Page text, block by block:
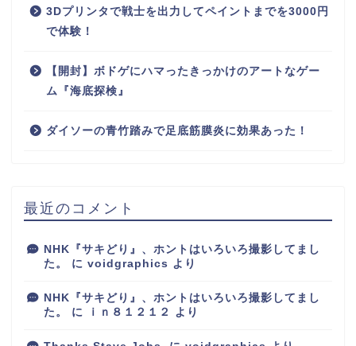
3Dプリンタで戦士を出力してペイントまでを3000円
で体験！
【開封】ボドゲにハマったきっかけのアートなゲー
ム『海底探検』
ダイソーの青竹踏みで足底筋膜炎に効果あった！
最近のコメント
NHK『サキどり』、ホントはいろいろ撮影してまし
た。
に voidgraphics より
NHK『サキどり』、ホントはいろいろ撮影してまし
た。
に ｉｎ８１２１２ より